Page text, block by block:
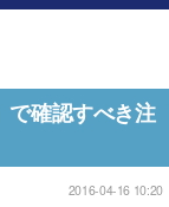
確認すべき注
2016-04-16 10:20